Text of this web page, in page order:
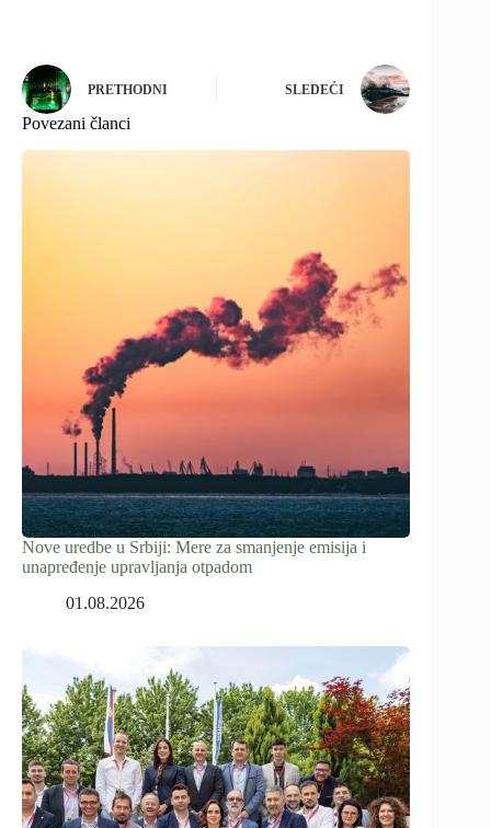
PRETHODNI SLEDEĆI
Povezani članci
Nove uredbe u Srbiji: Mere za smanjenje emisija i
unapređenje upravljanja otpadom
01.08.2026